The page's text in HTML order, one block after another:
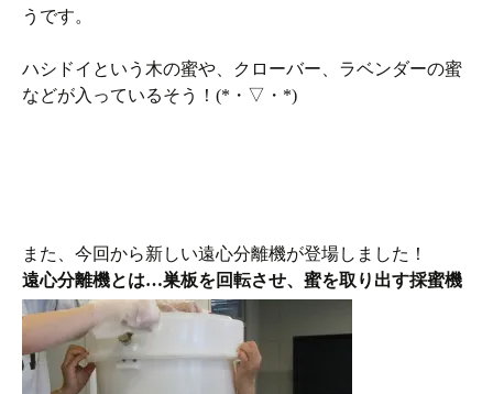
うです。
ハシドイという木の蜜や、クローバー、ラベンダーの蜜
などが入っているそう！(*・▽・*)
また、今回から新しい遠心分離機が登場しました！
遠心分離機とは…巣板を回転させ、蜜を取り出す採蜜機